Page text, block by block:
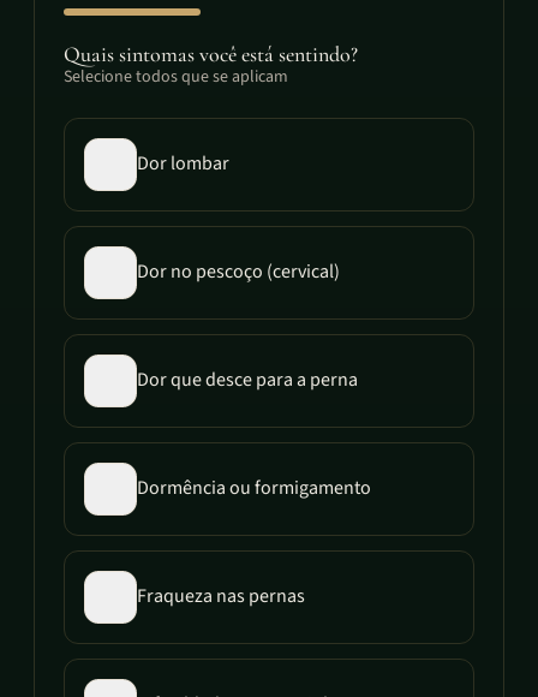
Quais sintomas você está sentindo?
Selecione todos que se aplicam
Dor lombar
Dor no pescoço (cervical)
Dor que desce para a perna
Dormência ou formigamento
Fraqueza nas pernas